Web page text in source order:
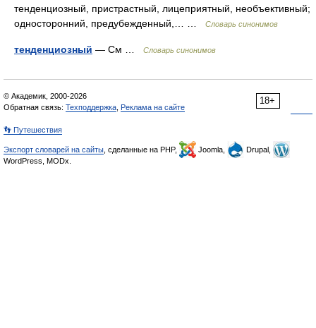
тенденциозный, пристрастный, лицеприятный, необъективный;
односторонний, предубежденный,… …
Словарь синонимов
тенденциозный — См … Словарь синонимов
18+
© Академик, 2000-2026
Обратная связь: Техподдержка Реклама на сайте
👣 Путешествия
Экспорт словарей на сайты , сделанные на PHP, Joomla,
Drupal,
WordPress, MODx.